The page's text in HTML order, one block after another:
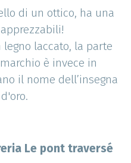
di un ottico, ha una
laccato, la parte
è invece in
il nome dell’insegna
Le pont traversé